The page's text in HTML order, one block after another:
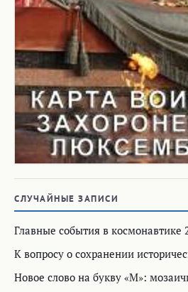
СЛУЧАЙНЫЕ ЗАПИСИ
Главные события в космонавтике
К вопросу о сохранении
Новое слово на букву «М»: